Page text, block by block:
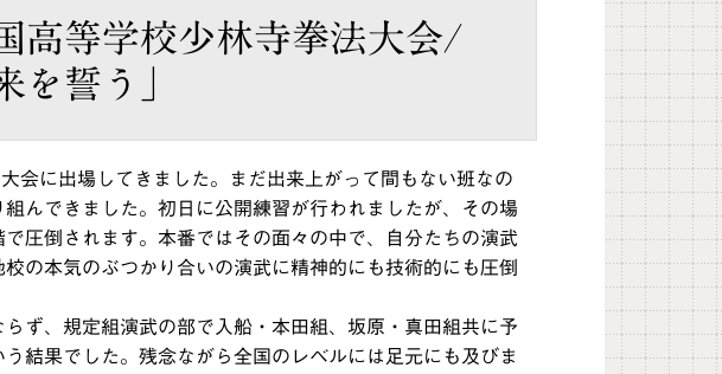
高等学校少林寺拳法大会/
を誓う」
に出場してきました。まだ出来上がって間もない班なの
んできました。初日に公開練習が行われましたが、その場
圧倒されます。本番ではその面々の中で、自分たちの演武
の本気のぶつかり合いの演武に精神的にも技術的にも圧倒
ず、規定組演武の部で入船・本田組、坂原・真田組共に予
結果でした。残念ながら全国のレベルには足元にも及びま